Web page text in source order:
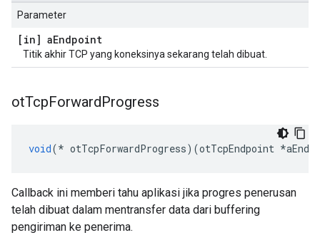
Parameter
[in] aEndpoint
Titik akhir TCP yang koneksinya sekarang telah dibuat.
otTcpForwardProgress
void(* otTcpForwardProgress)(otTcpEndpoint *
Callback ini memberi tahu aplikasi jika progres penerusan
telah dibuat dalam mentransfer data dari buffering
pengiriman ke penerima.